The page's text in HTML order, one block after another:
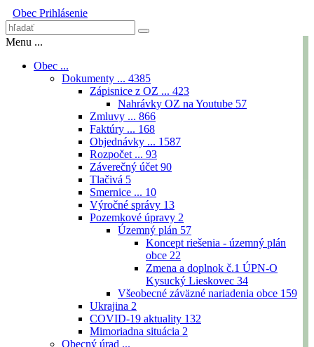
Obec Prihlásenie
Menu ...
Obec ...
Dokumenty ... 4385
Zápisnice z OZ ... 423
Nahrávky OZ na Youtube 57
Zmluvy ... 866
Faktúry ... 168
Objednávky ... 1587
Rozpočet ... 93
Záverečný účet 90
Tlačivá 5
Smernice ... 10
Výročné správy 13
Pozemkové úpravy 2
Územný plán 57
Koncept riešenia - územný plán
obce 22
Zmena a doplnok č.1 ÚPN-O
Kysucký Lieskovec 34
Všeobecné záväzné nariadenia obce 159
Ukrajina 2
COVID-19 aktuality 132
Mimoriadna situácia 2
Obecný úrad ...